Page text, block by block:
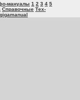
мануалы 1 2 3 4 5
Справочные Тех-
gigamanual